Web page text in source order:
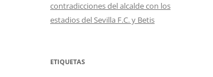
contradicciones del alcalde con los
estadios del Sevilla F.C. y Betis
ETIQUETAS